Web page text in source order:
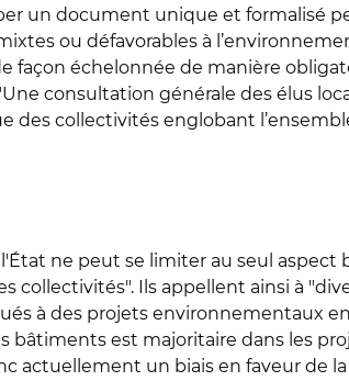
un document unique et formalisé
ou défavorables à
façon échelonnée de manière
consultation générale des élus
des collectivités englobant
État ne peut se limiter au seul aspect
collectivités". Ils appellent ainsi à
à des projets environnementaux
est majoritaire dans les
actuellement un biais en faveur de